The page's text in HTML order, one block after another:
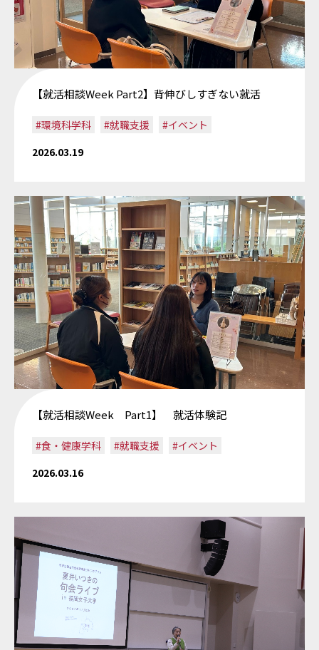
【就活相談Week Part2】背伸びしすぎない就活
#環境科学科 #就職支援
#イベント
2026.03.19
【就活相談Week Part1】 就活体験記
#食・健康学科 #就職支援
#イベント
2026.03.16